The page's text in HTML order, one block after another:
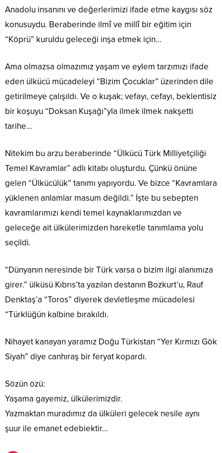
Anadolu insanını ve değerlerimizi ifade etme kaygısı söz
konusuydu. Beraberinde ilmî ve millî bir eğitim için
“Köprü” kuruldu geleceği inşa etmek için…
Ama olmazsa olmazımız yaşam ve eylem tarzımızı ifade
eden ülkücü mücadeleyi “Bizim Çocuklar” üzerinden dile
getirilmeye çalışıldı. Ve o kuşak; vefayı, cefayı, beklentisiz
bir koşuyu “Doksan Kuşağı”yla ilmek ilmek nakşetti
tarihe…
Nitekim bu arzu beraberinde “Ülkücü Türk Milliyetçiliği
Temel Kavramlar” adlı kitabı oluşturdu. Çünkü önüne
gelen “Ülkücülük” tanımı yapıyordu. Ve bizce “Kavramlara
yüklenen anlamlar masum değildi.” İşte bu sebepten
kavramlarımızı kendi temel kaynaklarımızdan ve
geleceğe ait ülkülerimizden hareketle tanımlama yolu
seçildi.
“Dünyanın neresinde bir Türk varsa o bizim ilgi alanımıza
girer.” ülküsü Kıbrıs’ta yazılan destanın Bozkurt’u, Rauf
Denktaş’a “Toros” diyerek devletleşme mücadelesi
“Türklüğün kalbine bırakıldı.
Nihayet kanayan yaramız Doğu Türkistan “Yer Kırmızı Gök
Siyah” diye canhıraş bir feryat kopardı.
Sözün özü:
Yaşama gayemiz, ülkülerimizdir.
Yazmaktan muradımız da ülküleri gelecek nesile aynı
şuur ile emanet edebiektir…